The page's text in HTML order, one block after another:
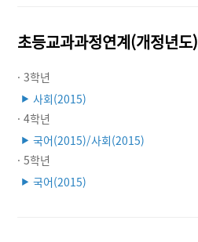
초등교과과정연계(개정년도)
· 3학년
▶ 사회(2015)
· 4학년
▶ 국어(2015)/사회(2015)
· 5학년
▶ 국어(2015)